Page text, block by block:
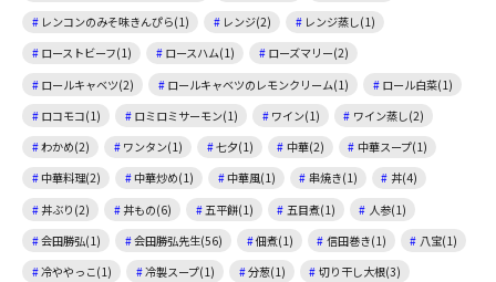
レンコンのみそ味きんぴら(1)
レンジ(2)
レンジ蒸し(1)
ローストビーフ(1)
ロースハム(1)
ローズマリー(2)
ロールキャベツ(2)
ロールキャベツのレモンクリーム(1)
ロール白菜(1)
ロコモコ(1)
ロミロミサーモン(1) ワイン(1)
ワイン蒸し(2)
わかめ(2)
ワンタン(1) 七夕(1) 中華(2)
中華スープ(1)
中華料理(2)
中華炒め(1) 中華風(1) 串焼き(1)
丼(4)
丼ぶり(2)
丼もの(6) 五平餅(1) 五目煮(1)
人参(1)
会田勝弘(1)
会田勝弘先生(56) 佃煮(1) 信田巻き(1)
八宝(1)
冷ややっこ(1)
冷製スープ(1) 分葱(1)
切り干し大根(3)